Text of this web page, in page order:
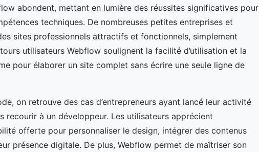
abondent, mettant en lumière des réussites significatives pour
techniques. De nombreuses petites entreprises et
sites professionnels attractifs et fonctionnels, simplement
utilisateurs Webflow soulignent la facilité d’utilisation et la
pour élaborer un site complet sans écrire une seule ligne de
on retrouve des cas d’entrepreneurs ayant lancé leur activité
recourir à un développeur. Les utilisateurs apprécient
offerte pour personnaliser le design, intégrer des contenus
présence digitale. De plus, Webflow permet de maîtriser son